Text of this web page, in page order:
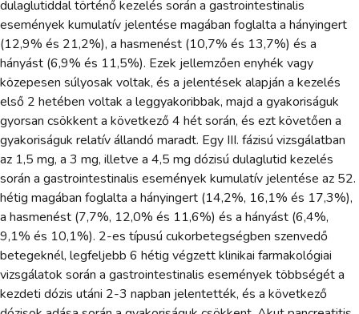
dulaglutiddal történő kezelés során a gastrointestinalis
események kumulatív jelentése magában foglalta a hányingert
(12,9% és 21,2%), a hasmenést (10,7% és 13,7%) és a
hányást (6,9% és 11,5%). Ezek jellemzően enyhék vagy
közepesen súlyosak voltak, és a jelentések alapján a kezelés
első 2 hetében voltak a leggyakoribbak, majd a gyakoriságuk
gyorsan csökkent a következő 4 hét során, és ezt követően a
gyakoriságuk relatív állandó maradt. Egy III. fázisú vizsgálatban
az 1,5 mg, a 3 mg, illetve a 4,5 mg dózisú dulaglutid kezelés
során a gastrointestinalis események kumulatív jelentése az 52.
hétig magában foglalta a hányingert (14,2%, 16,1% és 17,3%),
a hasmenést (7,7%, 12,0% és 11,6%) és a hányást (6,4%,
9,1% és 10,1%). 2-es típusú cukorbetegségben szenvedő
betegeknél, legfeljebb 6 hétig végzett klinikai farmakológiai
vizsgálatok során a gastrointestinalis események többségét a
kezdeti dózis utáni 2-3 napban jelentették, és a következő